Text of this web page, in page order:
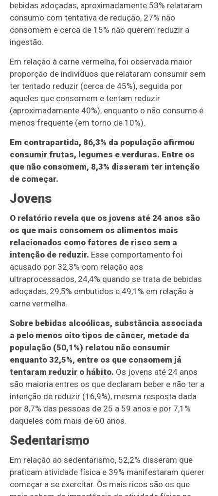
bebidas adoçadas, aproximadamente 53% relataram
consumo com tentativa de redução, 27% não
consomem e cerca de 15% não querem reduzir a
ingestão.
Em relação à carne vermelha, foi observada maior
proporção de indivíduos que relataram consumir sem
ter tentado reduzir (cerca de 45%), seguida por
aqueles que consomem e tentam reduzir
(aproximadamente 40%), enquanto o não consumo é
menos frequente (em torno de 10%).
Em contrapartida, 86,3% da população afirmou
consumir frutas, legumes e verduras. Entre os
que não consomem, 8,3% disseram ter intenção
de começar.
Jovens
O relatório revela que os jovens até 24 anos são
os que mais consomem os alimentos mais
relacionados como fatores de risco sem a
intenção de reduzir. Esse comportamento foi
acusado por 32,3% com relação aos
ultraprocessados, 24,4% quando se trata de bebidas
adoçadas, 29,5% embutidos e 49,1% em relação à
carne vermelha.
Sobre bebidas alcoólicas, substância associada
a pelo menos oito tipos de câncer, metade da
população (50,1%) relatou não consumir
enquanto 32,5%, entre os que consomem já
tentaram reduzir o hábito. Os jovens até 24 anos
são maioria entres os que declaram beber e não ter a
intenção de reduzir (16,9%), mesma resposta dada
por 8,7% das pessoas de 25 a 59 anos e por 7,1%
daqueles com mais de 60 anos.
Sedentarismo
Em relação ao sedentarismo, 52,2% disseram que
praticam atividade física e 39% manifestaram querer
começar a se exercitar. Os mais ricos são os que